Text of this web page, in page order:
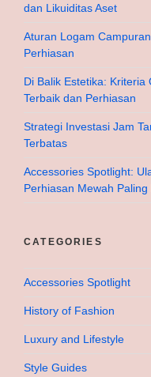
dan Likuiditas Aset
Aturan Logam
Perhiasan
Di Balik Estetika: Kriteria
Terbaik dan Perhiasan
Strategi Investasi Jam
Terbatas
Accessories Spotlight:
Perhiasan Mewah Paling
CATEGORIES
Accessories Spotlight
History of Fashion
Luxury and Lifestyle
Style Guides